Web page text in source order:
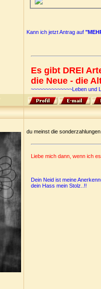
Kann ich jetzt Antrag auf
Es gibt DREI
die Neue - die
~~~~~~~~~~~~~~Leben und
du meinst die
Liebe mich dann, wenn ich
Dein Neid ist meine
dein Hass mein Stolz..!!